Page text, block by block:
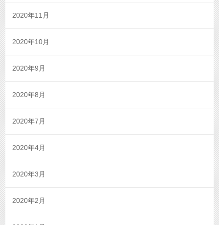
2020年11月
2020年10月
2020年9月
2020年8月
2020年7月
2020年4月
2020年3月
2020年2月